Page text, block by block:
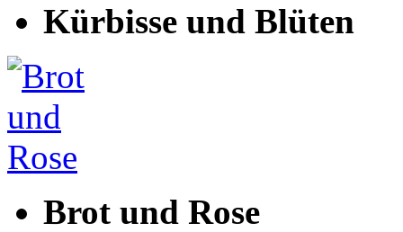
Kürbisse und Blüten
Brot und Rose